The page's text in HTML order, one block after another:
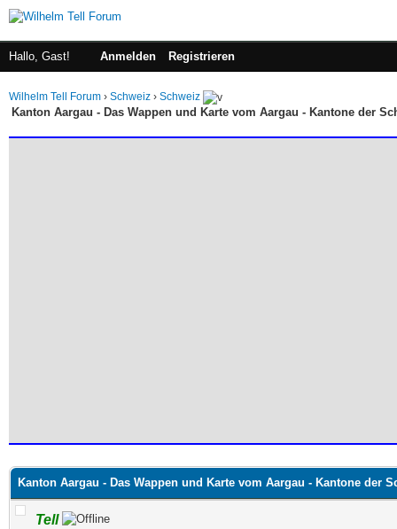
Hallo, Gast! Anmelden Registrieren
Wilhelm Tell Forum › Schweiz › Schweiz
Kanton Aargau - Das Wappen und Karte vom Aargau - Kantone der
Kanton Aargau - Das Wappen und Karte vom Aargau - Kantone der
Tell